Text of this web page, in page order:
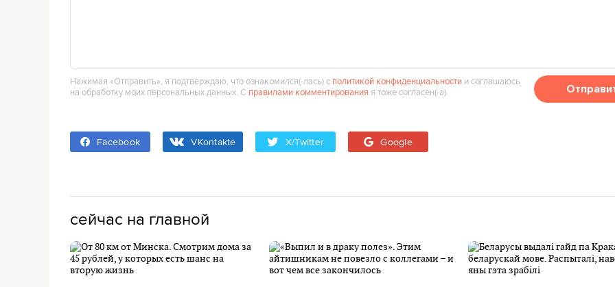
Нажимая «Отправить», я подтверждаю, что ознакомился(‑лась) с политикой конфиденциальности и соглашаюсь
на обработку моих персональных данных. С правилами комментирования я тоже согласен(‑а).
Facebook VKontakte X/Twitter Google
сейчас на главной